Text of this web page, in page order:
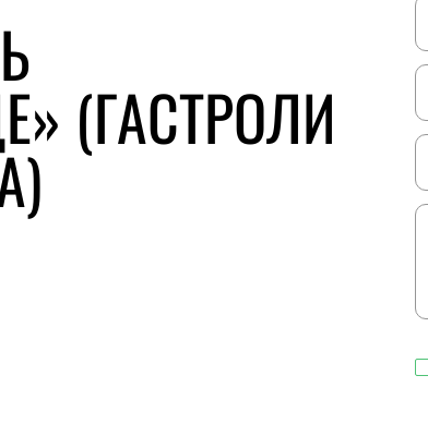
(ГАСТРОЛИ